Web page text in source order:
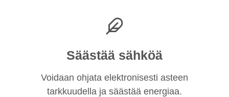
Säästää sähköä
Voidaan ohjata elektronisesti asteen
tarkkuudella ja säästää energiaa.